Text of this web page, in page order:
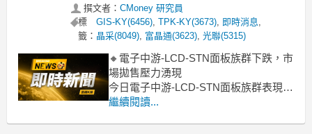
撰文者： CMoney 研究員
標
籤：
GIS-KY(6456),TPK-KY(3673), 即時消息,
晶采(8049), 富晶通(3623),光聯(5315)
🔸電子中游-LCD-STN面板族群下跌，市
場拋售壓力湧現
今日電子中游-LCD-STN面板族群表現疲
弱，整體類股重挫5.53%，顯示市場對此
繼續閱讀...